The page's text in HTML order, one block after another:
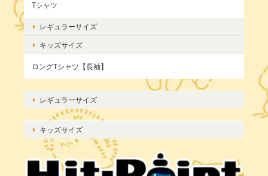
Tシャツ
レギュラーサイズ
キッズサイズ
ロングTシャツ【長袖】
レギュラーサイズ
キッズサイズ